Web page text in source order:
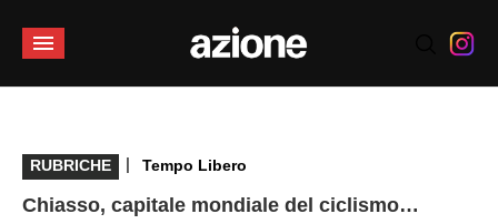
RUBRICHE | Tempo Libero
Chiasso, capitale mondiale del ciclismo…